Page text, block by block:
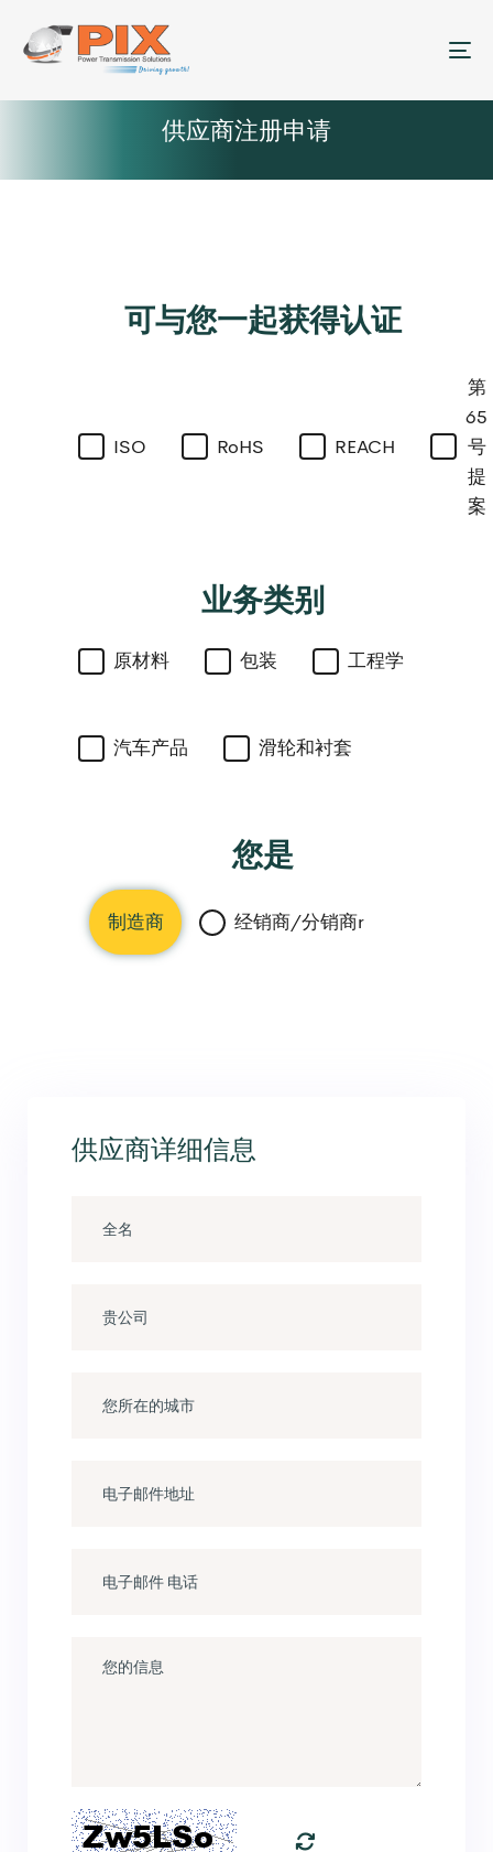
菜
供应商注册申请
供应商详细信息
可与您一起获得认证
ISO RoHS REACH
第
65
号
提
案
业务类别
原材料 包装 工程学
汽车产品 滑轮和衬套
您是
制造商 经销商/分销商r